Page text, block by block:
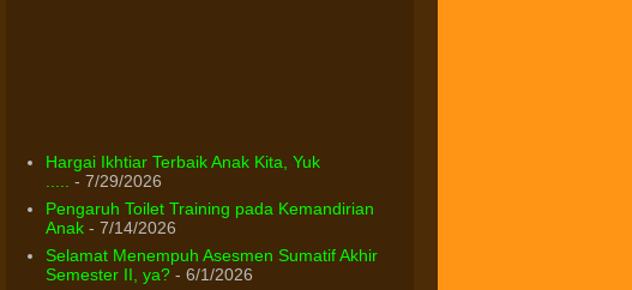
Hargai Ikhtiar Terbaik Anak Kita, Yuk
- 7/29/2026
Pengaruh Toilet Training pada Kemandirian
Anak- 7/14/2026
Selamat Menempuh Asesmen Sumatif Akhir
Semester II, ya?- 6/1/2026